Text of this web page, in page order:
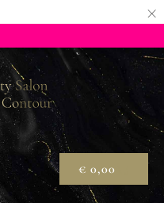
×
€ 0,00